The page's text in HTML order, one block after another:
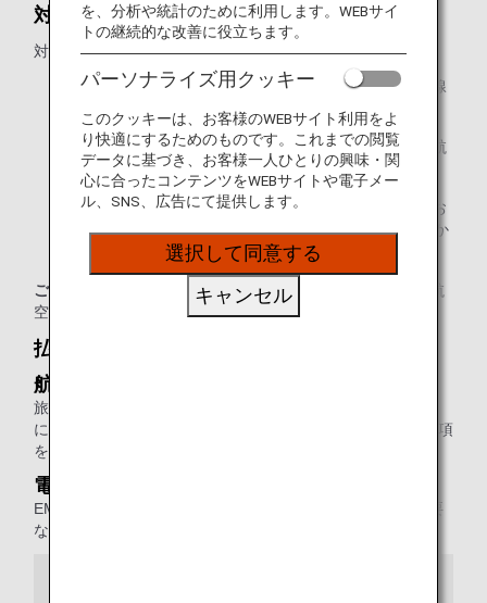
対象となる航空券の確認
対象となる航空券およびEMD
遅延・欠航となる弊社対象便をご予約済みのANA国際線
航空券（航空券番号が205で始まる航空券）
遅延・欠航となったご予約済みの他の航空会社の国際航
空券
遅延・欠航となった弊社対象便に付随するサービスをお
申込み済みのANAで発券されたEMD（EMD番号が205か
ら始まるEMD）
ご注意：
他の航空会社の航空券の払い戻しについては、各航
空会社の払い戻し規定が適用されますのでご注意ください。
払い戻し受付期間
航空券
旅行開始日（未使用の場合は発行日）から1年と30日以内
に、航空券またはeチケットお客様控と、その他の必要な事項
をご提示いただくことで払い戻しを承ります。
電子証票（EMD）
EMDの発行日から1年と30日以内であれば、払い戻しに必要
な事項をご提示いただくことで、払い戻しを承ります。
を、分析や統計のために利用します。WEBサイ
トの継続的な改善に役立ちます。
パーソナライズ用クッキー
このクッキーは、お客様のWEBサイト利用をよ
り快適にするためのものです。これまでの閲覧
データに基づき、お客様一人ひとりの興味・関
心に合ったコンテンツをWEBサイトや電子メー
ル、SNS、広告にて提供します。
選択して同意する
キャンセル